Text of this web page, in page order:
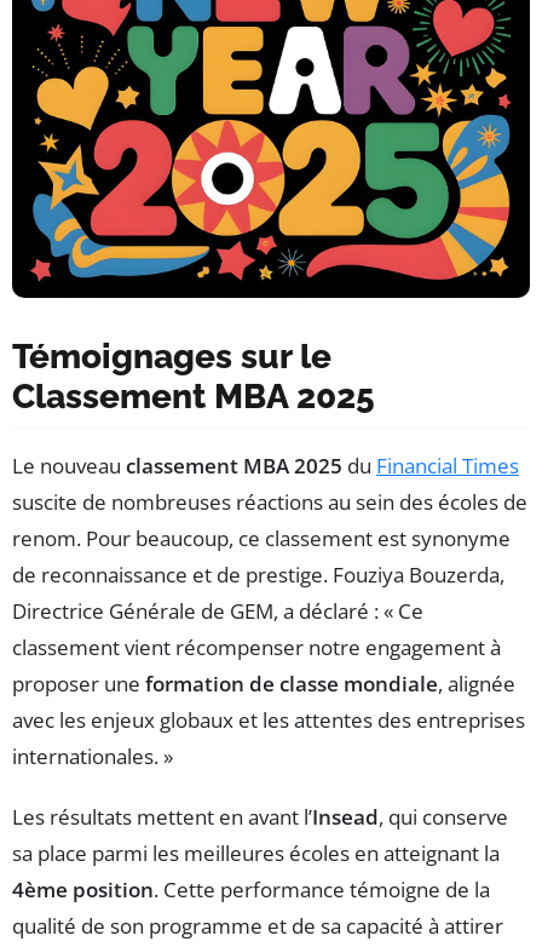
Témoignages sur le
Classement MBA 2025
Le nouveau classement MBA 2025 du Financial Times
suscite de nombreuses réactions au sein des écoles de
renom. Pour beaucoup, ce classement est synonyme
de reconnaissance et de prestige. Fouziya Bouzerda,
Directrice Générale de GEM, a déclaré : « Ce
classement vient récompenser notre engagement à
proposer une formation de classe mondiale, alignée
avec les enjeux globaux et les attentes des entreprises
internationales. »
Les résultats mettent en avant l’Insead, qui conserve
sa place parmi les meilleures écoles en atteignant la
4ème position. Cette performance témoigne de la
qualité de son programme et de sa capacité à attirer